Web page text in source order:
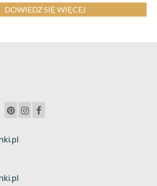
DOWIEDZ SIĘ WIĘCEJ